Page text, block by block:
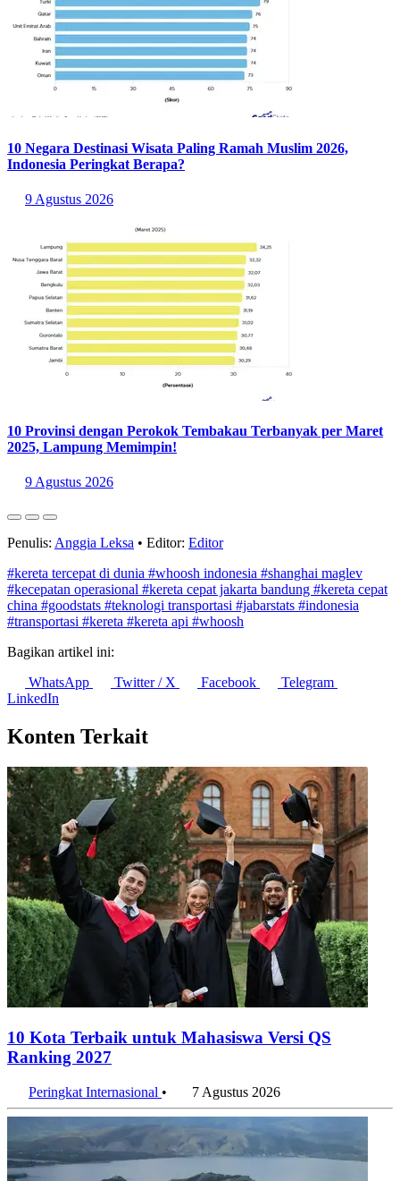
10 Negara Destinasi Wisata Paling Ramah Muslim 2026,
Indonesia Peringkat Berapa?
9 Agustus 2026
10 Provinsi dengan Perokok Tembakau Terbanyak per Maret
2025, Lampung Memimpin!
9 Agustus 2026
Penulis: Anggia Leksa • Editor: Editor
#kereta tercepat di dunia #whoosh indonesia #shanghai maglev
#kecepatan operasional #kereta cepat jakarta bandung #kereta cepat
china #goodstats #teknologi transportasi #jabarstats #indonesia
#transportasi #kereta #kereta api #whoosh
Bagikan artikel ini:
WhatsApp
Twitter / X Facebook
Telegram
LinkedIn
Konten Terkait
10 Kota Terbaik untuk Mahasiswa Versi QS
Ranking 2027
Peringkat Internasional • 7 Agustus 2026